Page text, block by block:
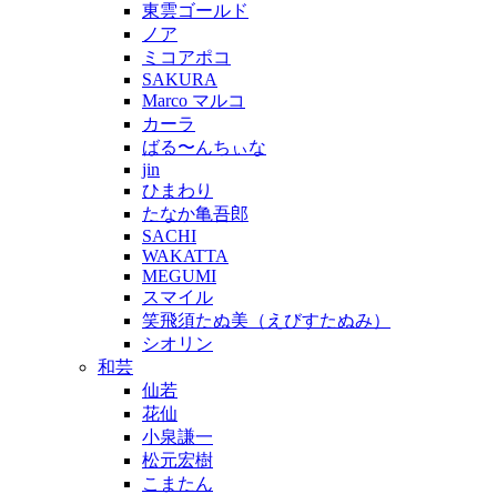
東雲ゴールド
ノア
ミコアポコ
SAKURA
Marco マルコ
カーラ
ばる〜んちぃな
jin
ひまわり
たなか亀吾郎
SACHI
WAKATTA
MEGUMI
スマイル
笑飛須たぬ美（えびすたぬみ）
シオリン
和芸
仙若
花仙
小泉謙一
松元宏樹
こまたん